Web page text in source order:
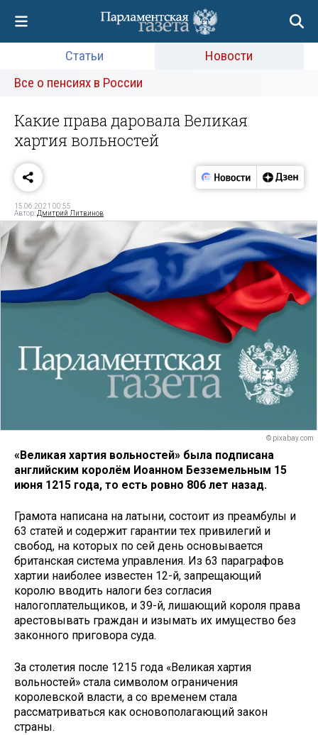
Статьи
Новости
Все о пенсиях в России
Какие права даровала Великая
хартия вольностей
15.06.2021 00:55
Автор: Дмитрий Литвинов
© pixabay.com
«Великая хартия вольностей» была подписана
английским королём Иоанном Безземельным 15
июня 1215 года, то есть ровно 806 лет назад.
Грамота написана на латыни, состоит из преамбулы и
63 статей и содержит гарантии тех привилегий и
свобод, на которых по сей день основывается
британская система управления. Из 63 параграфов
хартии наиболее известен 12-й, запрещающий
королю вводить налоги без согласия
налогоплательщиков, и 39-й, лишающий короля права
арестовывать граждан и изымать их имущество без
законного приговора суда.
За столетия после 1215 года «Великая хартия
вольностей» стала символом ограничения
королевской власти, а со временем стала
рассматриваться как основополагающий закон
страны.